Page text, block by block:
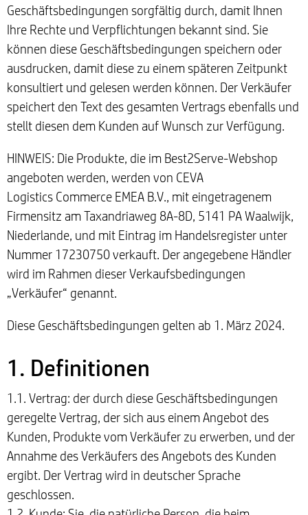
Geschäftsbedingungen sorgfältig durch, damit Ihnen
Ihre Rechte und Verpflichtungen bekannt sind. Sie
können diese Geschäftsbedingungen speichern oder
ausdrucken, damit diese zu einem späteren Zeitpunkt
konsultiert und gelesen werden können. Der Verkäufer
speichert den Text des gesamten Vertrags ebenfalls und
stellt diesen dem Kunden auf Wunsch zur Verfügung.
HINWEIS: Die Produkte, die im Best2Serve-Webshop
angeboten werden, werden von CEVA
Logistics Commerce EMEA B.V., mit eingetragenem
Firmensitz am Taxandriaweg 8A-8D, 5141 PA Waalwijk,
Niederlande, und mit Eintrag im Handelsregister unter
Nummer 17230750 verkauft. Der angegebene Händler
wird im Rahmen dieser Verkaufsbedingungen
„Verkäufer“ genannt.
Diese Geschäftsbedingungen gelten ab 1. März 2024.
1. Definitionen
1.1. Vertrag: der durch diese Geschäftsbedingungen
geregelte Vertrag, der sich aus einem Angebot des
Kunden, Produkte vom Verkäufer zu erwerben, und der
Annahme des Verkäufers des Angebots des Kunden
ergibt. Der Vertrag wird in deutscher Sprache
geschlossen.